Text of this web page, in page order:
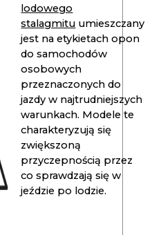
lodowego
stalagmitu umieszczany
jest na etykietach opon
do samochodów
osobowych
przeznaczonych do
jazdy w najtrudniejszych
warunkach. Modele te
charakteryzują się
zwiększoną
przyczepnością przez
co sprawdzają się w
jeździe po lodzie.